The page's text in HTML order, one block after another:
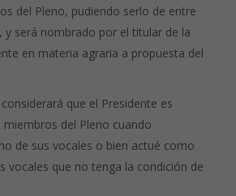
del Pleno, pudiendo serlo de entre
y será nombrado por el titular de la
en materia agraria a propuesta del
que el Presidente es
del Pleno cuando
de sus vocales o bien actué como
vocales que no tenga la condición de